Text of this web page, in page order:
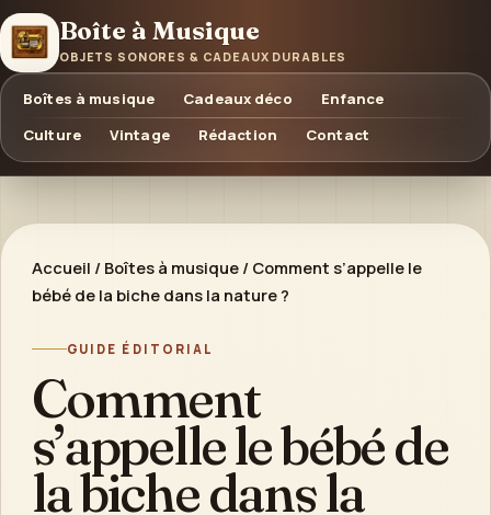
Boîte à Musique
OBJETS SONORES & CADEAUX DURABLES
Boîtes à musique Cadeaux déco
Enfance
Culture
Vintage Rédaction Contact
Accueil / Boîtes à musique / Comment s’appelle le
bébé de la biche dans la nature ?
GUIDE ÉDITORIAL
Comment
s’appelle le bébé de
la biche dans la